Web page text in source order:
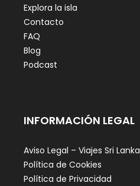
Explora la isla
Contacto
FAQ
Blog
Podcast
INFORMACIÓN LEGAL
Aviso Legal – Viajes Sri Lanka
Política de Cookies
Política de Privacidad